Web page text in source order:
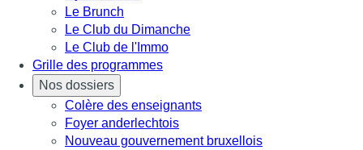
Le Brunch
Le Club du Dimanche
Le Club de l'Immo
Grille des programmes
Nos dossiers
Colère des enseignants
Foyer anderlechtois
Nouveau gouvernement bruxellois